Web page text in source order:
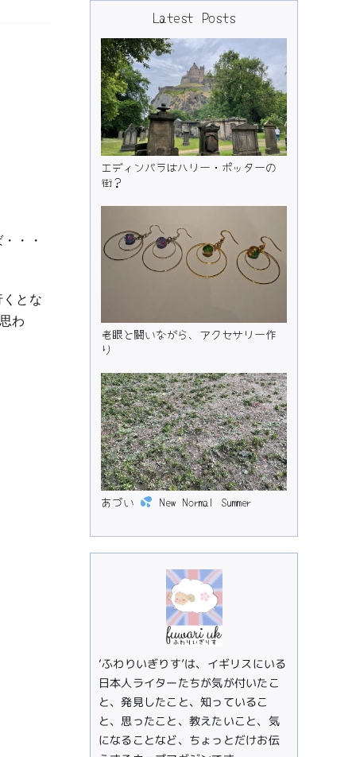
・・
とな
わ
Latest Posts
エディンバラはハリー・ポッターの
街？
老眼と闘いながら、アクセサリー作
り
あづい New Normal Summer
‘ふわりいぎりす’は、イギリスにいる
日本人ライターたちが気が付いたこ
と、発見したこと、知っているこ
と、思ったこと、教えたいこと、気
になることなど、ちょっとだけお伝